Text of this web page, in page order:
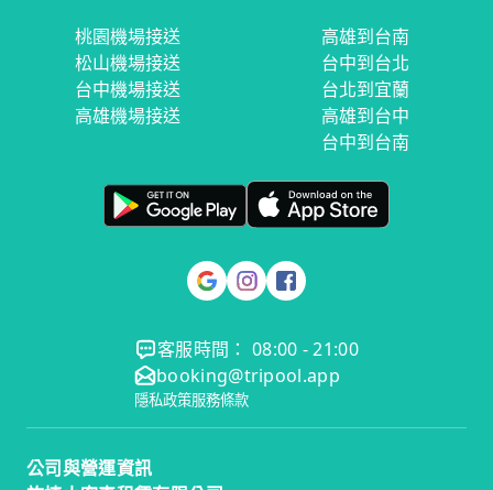
桃園機場接送
松山機場接送
台中機場接送
高雄機場接送
高雄到台南
台中到台北
台北到宜蘭
高雄到台中
台中到台南
客服時間： 08:00 - 21:00
booking@tripool.app
隱私政策服務條款
公司與營運資訊